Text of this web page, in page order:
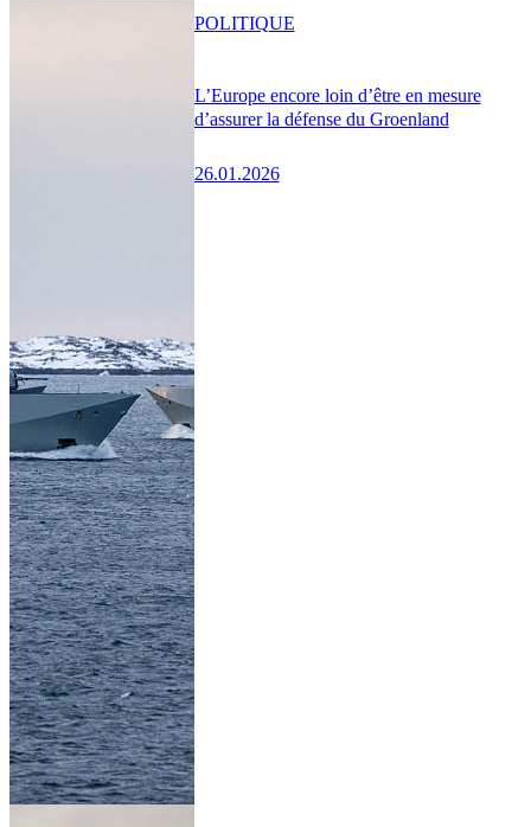
L’Europe encore loin d’être en mesure
d’assurer la défense du Groenland
26.01.2026
POLITIQUE